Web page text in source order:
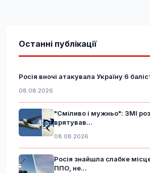
Останні публікації
Росія вночі атакувала Україну 6
08.08.2026
"Сміливо і мужньо": ЗМІ
врятував...
08.08.2026
Росія знайшла слабке
ППО, не...